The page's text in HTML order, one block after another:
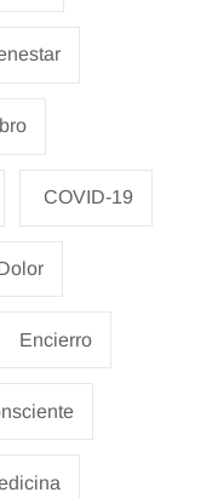
COVID-19
Encierro